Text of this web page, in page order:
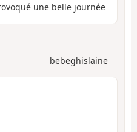
une belle journée
bebeghislaine